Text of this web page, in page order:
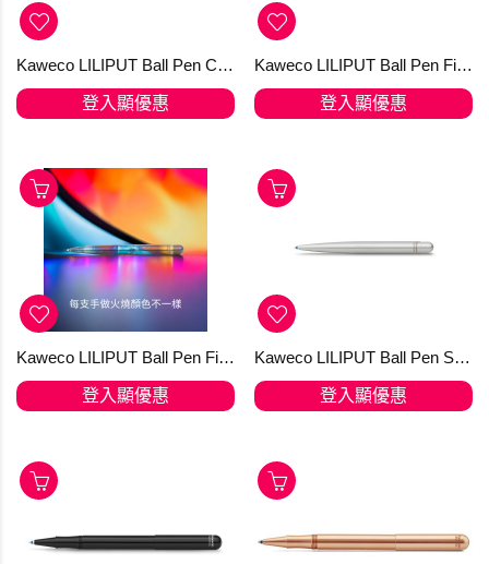
Kaweco LILIPUT Ball Pen Copper
登入顯優惠
Kaweco LILIPUT Ball Pen Fireblue
登入顯優惠
Kaweco LILIPUT Ball Pen Fireblue 加購 D1 Refills $10
登入顯優惠
Kaweco LILIPUT Ball Pen Stainless Steel
登入顯優惠